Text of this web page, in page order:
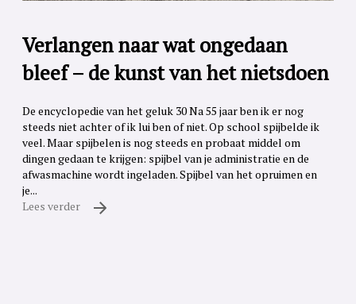
Verlangen naar wat ongedaan
bleef – de kunst van het nietsdoen
De encyclopedie van het geluk 30 Na 55 jaar ben ik er nog
steeds niet achter of ik lui ben of niet. Op school spijbelde ik
veel. Maar spijbelen is nog steeds en probaat middel om
dingen gedaan te krijgen: spijbel van je administratie en de
afwasmachine wordt ingeladen. Spijbel van het opruimen en
je...
Lees verder